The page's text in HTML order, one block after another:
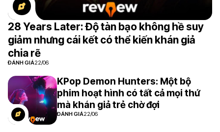
28 Years Later: Độ tàn bạo không hề suy
giảm nhưng cái kết có thể kiến khán giả
chia rẽ
ĐÁNH GIÁ22/06
KPop Demon Hunters: Một bộ
phim hoạt hình có tất cả mọi thứ
mà khán giả trẻ chờ đợi
ĐÁNH GIÁ22/06